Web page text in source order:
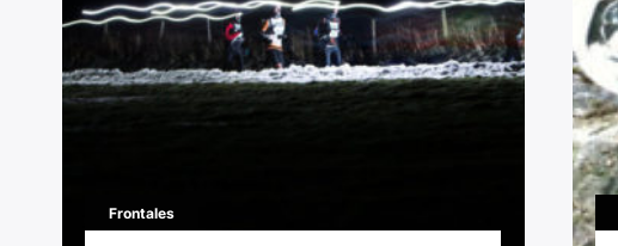
Frontales